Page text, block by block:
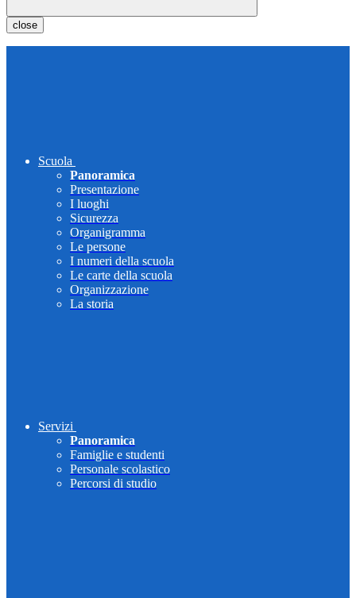
close
Scuola
Panoramica
Presentazione
I luoghi
Sicurezza
Organigramma
Le persone
I numeri della scuola
Le carte della scuola
Organizzazione
La storia
Servizi
Panoramica
Famiglie e studenti
Personale scolastico
Percorsi di studio